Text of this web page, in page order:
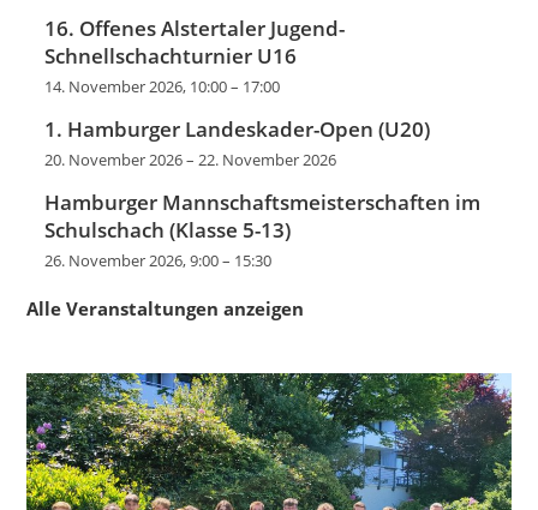
16. Offenes Alstertaler Jugend-
Schnellschachturnier U16
14. November 2026, 10:00– 17:00
1. Hamburger Landeskader-Open (U20)
20. November 2026–22. November 2026
Hamburger Mannschaftsmeisterschaften im
Schulschach (Klasse 5-13)
26. November 2026, 9:00– 15:30
Alle Veranstaltungen anzeigen